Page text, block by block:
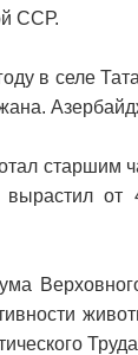
ССР.
в селе
старшим
от